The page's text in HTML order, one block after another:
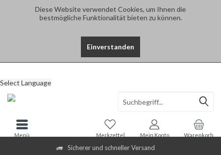
Diese Website verwendet Cookies, um Ihnen die
bestmögliche Funktionalität bieten zu können.
Einverstanden
Sicherer und schneller Versand
Select Language
Warenkorb
Merkzettel Mein Konto
Menü